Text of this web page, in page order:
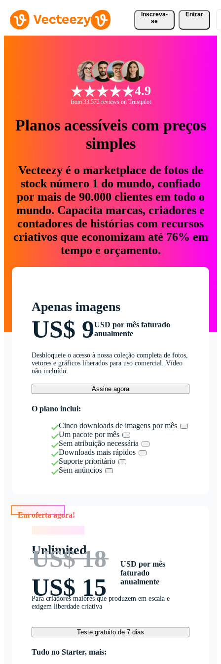
Inscreva-
se
Entrar
4.9
from 33.572 reviews on Trustpilot
Planos acessíveis com preços
simples
Vecteezy é o marketplace de fotos de
stock número 1 do mundo, confiado
por mais de 90.000 clientes em todo o
mundo. Capacita marcas, criadores e
contadores de histórias com recursos
criativos que economizam até 76% em
tempo e orçamento.
Apenas imagens
US$ 9USD por mês faturado
anualmente
Desbloqueie o acesso à nossa coleção completa de fotos,
vetores e gráficos liberados para uso comercial. Vídeo
não incluído.
Assine agora
O plano inclui:
Cinco downloads de imagens por mês
Um pacote por mês
Sem atribuição necessária
Downloads mais rápidos
Suporte prioritário
Sem anúncios
Unlimited
US$ 18
US$ 15
USD por mês
faturado
anualmente
Para criadores maiores que produzem em escala e
exigem liberdade criativa
Teste gratuito de 7 dias
Tudo no Starter, mais: